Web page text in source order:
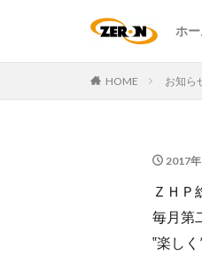
ホ
HOME お知ら
2017
ＺＨＰ
毎月第
‟楽し